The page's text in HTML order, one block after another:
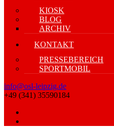
KIOSK
BLOG
ARCHIV
KONTAKT
PRESSEBEREICH
SPORTMOBIL
info@osl-leipzig.de
+49 (341) 35590184